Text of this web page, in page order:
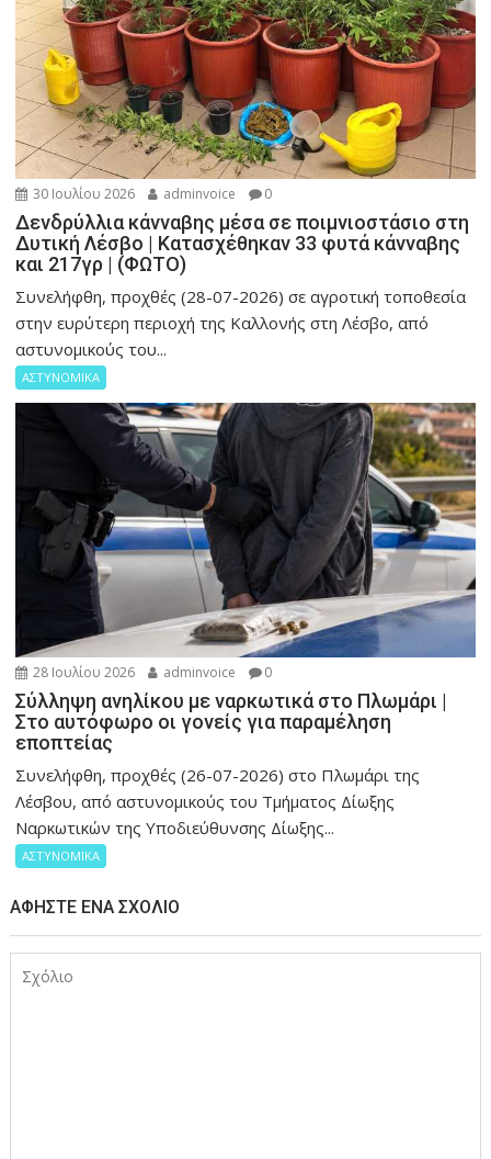
30 Ιουλίου 2026 adminvoice 0
Δενδρύλλια κάνναβης μέσα σε ποιμνιοστάσιο στη
Δυτική Λέσβο | Κατασχέθηκαν 33 φυτά κάνναβης
και 217γρ | (ΦΩΤΟ)
Συνελήφθη, προχθές (28-07-2026) σε αγροτική τοποθεσία
στην ευρύτερη περιοχή της Καλλονής στη Λέσβο, από
αστυνομικούς του...
ΑΣΤΥΝΟΜΙΚΑ
28 Ιουλίου 2026 adminvoice 0
Σύλληψη ανηλίκου με ναρκωτικά στο Πλωμάρι |
Στο αυτόφωρο οι γονείς για παραμέληση
εποπτείας
Συνελήφθη, προχθές (26-07-2026) στο Πλωμάρι της
Λέσβου, από αστυνομικούς του Τμήματος Δίωξης
Ναρκωτικών της Υποδιεύθυνσης Δίωξης...
ΑΣΤΥΝΟΜΙΚΑ
ΑΦΉΣΤΕ ΈΝΑ ΣΧΌΛΙΟ